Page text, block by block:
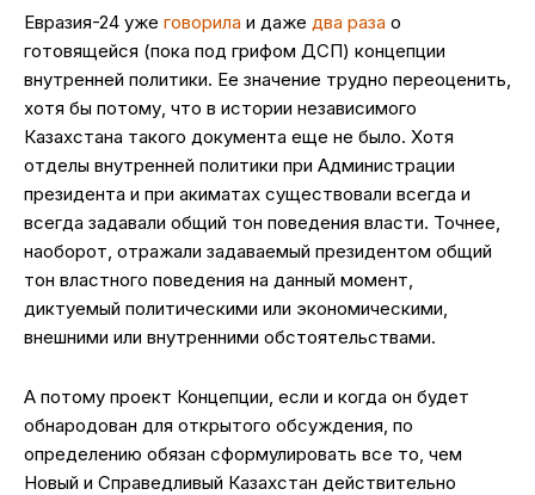
Евразия-24 уже говорила и даже два раза о
готовящейся (пока под грифом ДСП) концепции
внутренней политики. Ее значение трудно переоценить,
хотя бы потому, что в истории независимого
Казахстана такого документа еще не было. Хотя
отделы внутренней политики при Администрации
президента и при акиматах существовали всегда и
всегда задавали общий тон поведения власти. Точнее,
наоборот, отражали задаваемый президентом общий
тон властного поведения на данный момент,
диктуемый политическими или экономическими,
внешними или внутренними обстоятельствами.
А потому проект Концепции, если и когда он будет
обнародован для открытого обсуждения, по
определению обязан сформулировать все то, чем
Новый и Справедливый Казахстан действительно